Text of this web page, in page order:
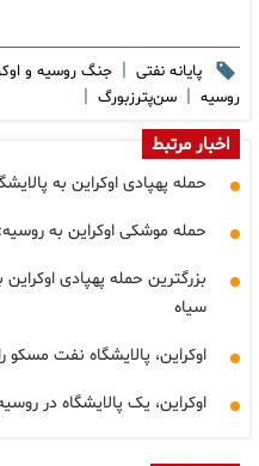
پایانه نفتی | جنگ روسیه و
روسیه | سن‌پترزبورگ |
اخبار مرتبط
حمله پهپادی اوکراین به
حمله موشکی اوکراین به
بزرگترین حمله پهپادی
سیاه
اوکراین، پالایشگاه نفت
اوکراین، یک پالایشگاه در